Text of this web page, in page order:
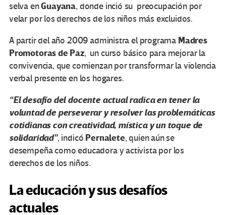
selva enGuayana, donde inció su preocupación por
velar por los derechos de los niños más excluidos.
A partir del año 2009 administra el programa Madres
Promotoras de Paz, un curso básico para mejorar la
convivencia, que comienzan por transformar la violencia
verbal presente en los hogares.
“El desafío del docente actual radica en tener la
voluntad de perseverar y resolver las problemáticas
cotidianas con creatividad, mística y un toque de
solidaridad”, indicó Pernalete, quien aún se
desempeña como educadora y activista por los
derechos de los niños.
La educación y sus desafíos
actuales